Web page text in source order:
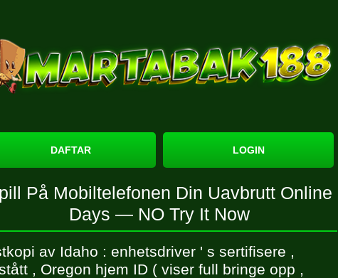
DAFTAR LOGIN
På Mobiltelefonen Din Uavbrutt Online
Days — NO Try It Now
av Idaho : enhetsdriver ' s sertifisere ,
, Oregon hjem ID ( viser full bringe opp ,